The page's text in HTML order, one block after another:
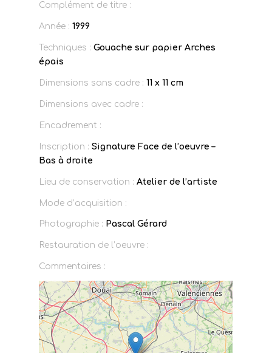
Complément de titre :
Année : 1999
Techniques : Gouache sur papier Arches
épais
Dimensions sans cadre : 11 x 11 cm
Dimensions avec cadre :
Encadrement :
Inscription : Signature Face de l’oeuvre –
Bas à droite
Lieu de conservation : Atelier de l’artiste
Mode d’acquisition :
Photographie : Pascal Gérard
Restauration de l’oeuvre :
Commentaires :